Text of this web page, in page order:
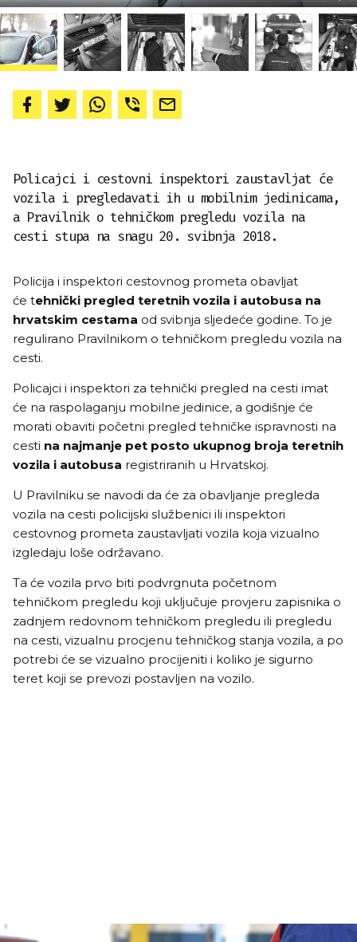
Policajci i cestovni inspektori zaustavljat će
vozila i pregledavati ih u mobilnim jedinicama,
a Pravilnik o tehničkom pregledu vozila na
cesti stupa na snagu 20. svibnja 2018.
Policija i inspektori cestovnog prometa obavljat
će tehnički pregled teretnih vozila i autobusa na
hrvatskim cestama od svibnja sljedeće godine. To je
regulirano Pravilnikom o tehničkom pregledu vozila na
cesti.
Policajci i inspektori za tehnički pregled na cesti imat
će na raspolaganju mobilne jedinice, a godišnje će
morati obaviti početni pregled tehničke ispravnosti na
cesti na najmanje pet posto ukupnog broja teretnih
vozila i autobusa registriranih u Hrvatskoj.
U Pravilniku se navodi da će za obavljanje pregleda
vozila na cesti policijski službenici ili inspektori
cestovnog prometa zaustavljati vozila koja vizualno
izgledaju loše održavano.
Ta će vozila prvo biti podvrgnuta početnom
tehničkom pregledu koji uključuje provjeru zapisnika o
zadnjem redovnom tehničkom pregledu ili pregledu
na cesti, vizualnu procjenu tehničkog stanja vozila, a po
potrebi će se vizualno procijeniti i koliko je sigurno
teret koji se prevozi postavljen na vozilo.